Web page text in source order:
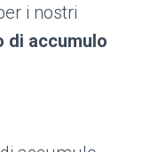
i nostri
di accumulo